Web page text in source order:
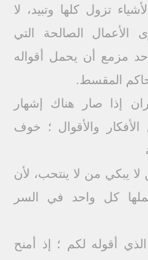
تزول كلها وتبيد، لا
الصالحة التي
مزمع أن يحمل أقواله
المقسط.
إذا صار هناك إشهار
والأقوال ؛ خوف
يبكي من لا ينتحب، لأن
كل واحد في السر
أقوله لكم ؛ إذ أمنح